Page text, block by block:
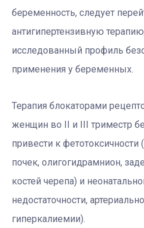
беременность, следует
антигипертензивную
исследованный профиль
применения у беременных.
Терапия блокаторами
женщин во II и III триместр
привести к
почек, олигогидрамнион,
костей черепа) и
недостаточности,
гиперкалиемии).